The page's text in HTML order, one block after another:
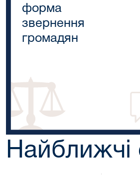
форма
звернення
громадян
Найближчі